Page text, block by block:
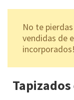
No te
vendidas de
incorporados!